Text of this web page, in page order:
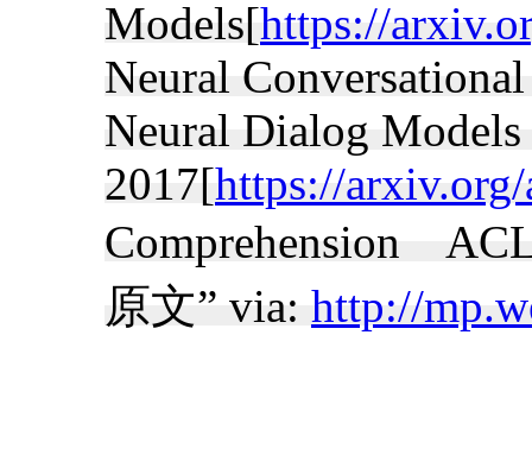
Models[https://
Neural
Neural Dialog
2017[https://
Comprehension
原文” via: http://